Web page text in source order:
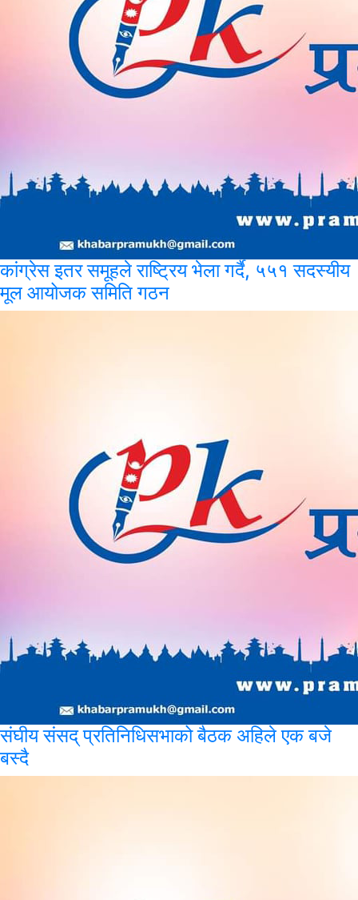
कांग्रेसइतर समूहले राष्ट्रिय भेला गर्दै, ५५१ सदस्यीय
मूल आयोजक समिति गठन
संघीयसंसद् प्रतिनिधिसभाको बैठक अहिले एक बजे
बस्दै